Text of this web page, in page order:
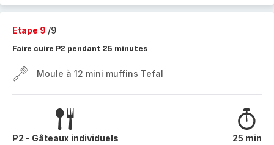
Etape 9 /9
Faire cuire P2 pendant 25 minutes
Moule à 12 mini muffins Tefal
P2 - Gâteaux individuels 25 min